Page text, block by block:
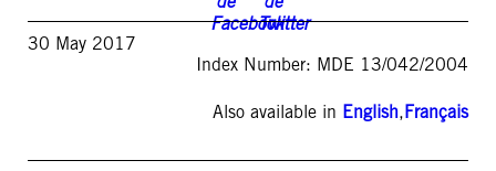
30 May 2017
Index Number: MDE 13/042/2004
Also available in English,Français